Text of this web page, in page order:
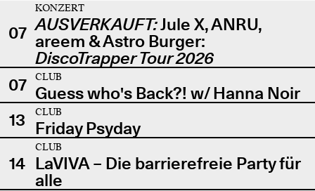
07
KONZERT
AUSVERKAUFT:Jule X, ANRU,
areem & Astro Burger:
DiscoTrapper Tour 2026
07
CLUB
Guess who's Back?! w/ Hanna Noir
13
CLUB
Friday Psyday
14
CLUB
LaVIVA – Die barrierefreie Party für
alle